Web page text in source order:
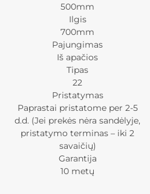
500mm
Ilgis
700mm
Pajungimas
Iš apačios
Tipas
22
Pristatymas
Paprastai pristatome per 2-5
d.d. (Jei prekės nėra sandėlyje,
pristatymo terminas – iki 2
savaičių)
Garantija
10 metų